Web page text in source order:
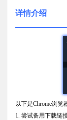
详情介绍
以下是Chrome浏览
1. 尝试备用下载链